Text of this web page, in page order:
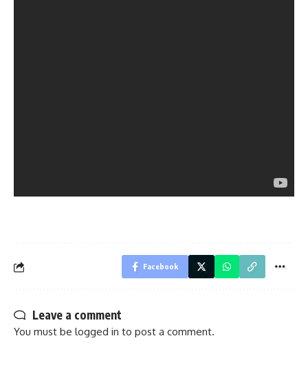
Facebook
Leave a comment
You must be logged in to post a comment.